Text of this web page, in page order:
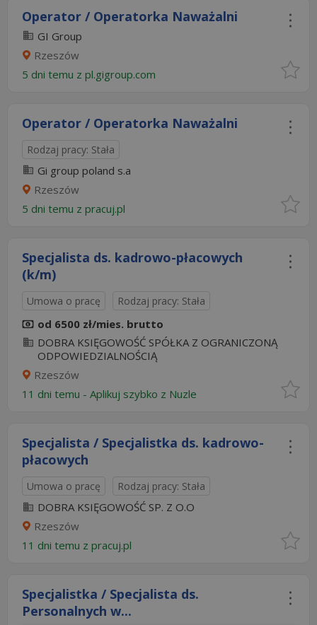
Operator / Operatorka Naważalni
GI Group
Rzeszów
5 dni temu z pl.gigroup.com
Operator / Operatorka Naważalni
Rodzaj pracy: Stała
Gi group poland s.a
Rzeszów
5 dni temu z pracuj.pl
Specjalista ds. kadrowo-płacowych
(k/m)
Umowa o pracę Rodzaj pracy: Stała
od 6500 zł/mies. brutto
DOBRA KSIĘGOWOŚĆ SPÓŁKA Z OGRANICZONĄ
ODPOWIEDZIALNOŚCIĄ
Rzeszów
11 dni temu - Aplikuj szybko z Nuzle
Specjalista / Specjalistka ds. kadrowo-
płacowych
Umowa o pracę Rodzaj pracy: Stała
DOBRA KSIĘGOWOŚĆ SP. Z O.O
Rzeszów
11 dni temu z pracuj.pl
Specjalistka / Specjalista ds.
Personalnych w...